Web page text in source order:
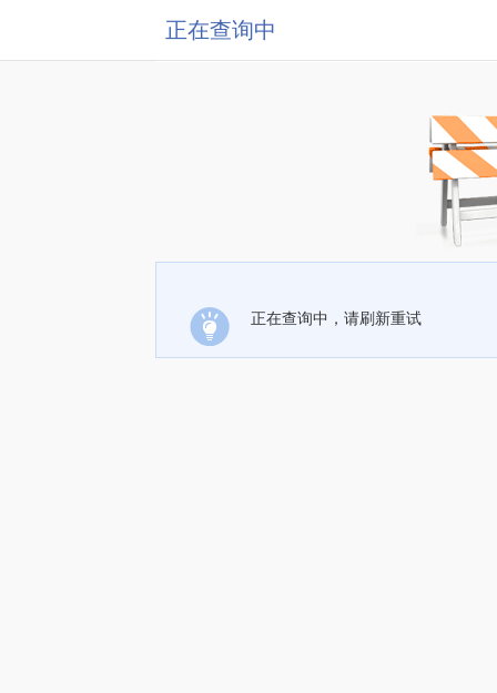
正在查询中
正在查询中，请刷新重试